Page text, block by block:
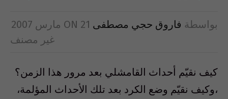
بواسطة فاروق حجي مصطفى ON 21 مارس 2007
غير مصنف
كيف نقيّم أحداث القامشلي بعد مرور هذا الزمن؟
،وكيف نقيّم وضع الكرد بعد تلك الأحداث المؤلمة،